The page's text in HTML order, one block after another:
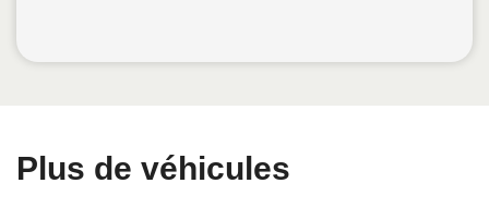
Plus de véhicules